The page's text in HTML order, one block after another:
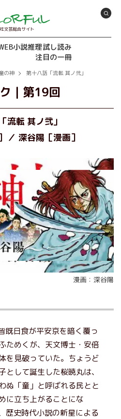
文芸総合サイト
小説推理試し読み
注目の一冊
の神 第十八話「流転 其ノ弐」
｜ 第19回
流転 其ノ弐」
深谷陽［漫画］
漫画：深谷陽
既日食が平安京を暗く覆っ
ためくが、天文博士・安倍
を見破っていた。ちょうど
として誕生した桜暁丸は、
ぬ「童」と呼ばれる民とと
に立ち上がることにな
歴史時代小説の新星による